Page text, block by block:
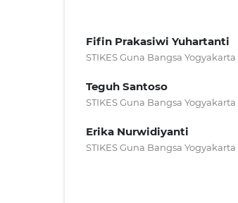
Fifin Prakasiwi Yuhartanti
STIKES Guna Bangsa Yogyakarta
Teguh Santoso
STIKES Guna Bangsa
Erika Nurwidiyanti
STIKES Guna Bangsa Yogyakarta